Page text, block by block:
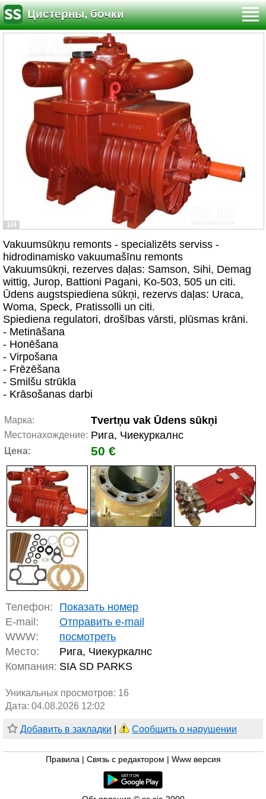
Цистерны, бочки
1/4
Vakuumsūkņu remonts - specializēts serviss -
hidrodinamisko vakuumašīnu remonts
Vakuumsūkņi, rezerves daļas: Samson, Sihi, Demag
wittig, Jurop, Battioni Pagani, Ko-503, 505 un citi.
Ūdens augstspiediena sūkņi, rezervs daļas: Uraca,
Woma, Speck, Pratissolli un citi.
Spiediena regulatori, drošības vārsti, plūsmas krāni.
- Metināšana
- Honēšana
- Virpošana
- Frēzēšana
- Smilšu strūkla
- Krāsošanas darbi
Марка: Tvertņu vak Ūdens sūkņi
Местонахождение: Рига, Чиекуркалнс
Цена: 50 €
Телефон:
Показать номер
E-mail:
Отправить e-mail
WWW:
посмотреть
Место:
Рига, Чиекуркалнс
Компания: SIA SD PARKS
Уникальных просмотров: 16
Дата: 04.08.2026 12:02
Добавить в закладки Сообщить о нарушении
Правила Связь с редактором Www версия